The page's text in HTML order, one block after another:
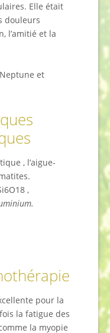
Elle était
douleurs
l’amitié et la
et
, l’aigue-
,
pour la
la fatigue des
la myopie